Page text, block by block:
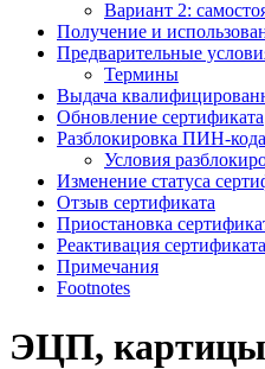
Вариант 2:
Получение и
Предварительные
Термины
Выдача
Обновление сертификата
Разблокировка ПИН-кода
Условия
Изменение статуса
Отзыв сертификата
Приостановка
Реактивация сертификата
Примечания
Footnotes
ЭЦП,